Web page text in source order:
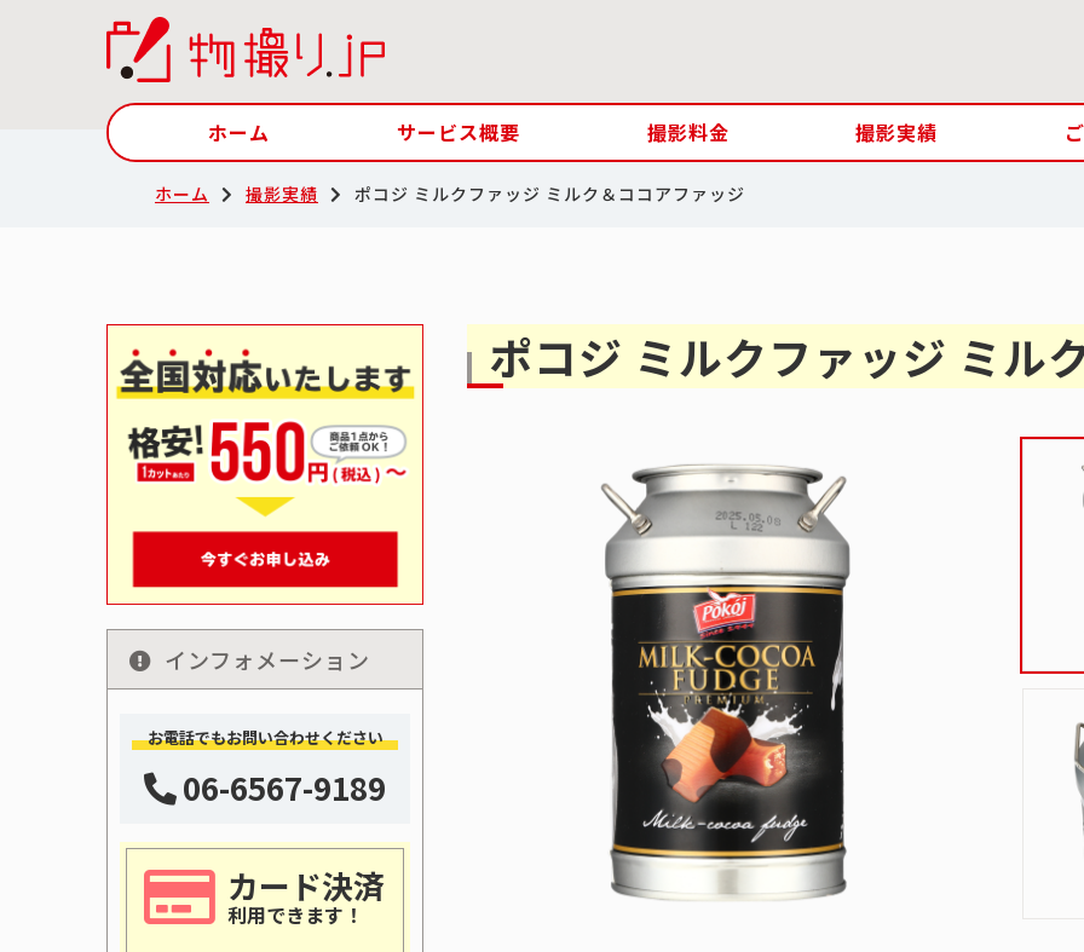
ホーム サービス概要 撮影料金 撮影実績
ホーム 撮影実績 ポコジ ミルクファッジ ミルク＆ココアファッジ
ポコジ ミルクファッジ ミル
インフォメーション
お電話でもお問い合わせください
06-6567-9189
カード決済
利用できます！